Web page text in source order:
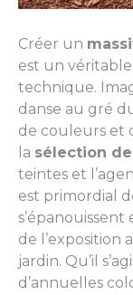
Créer un
est un
technique.
danse au gré
de couleurs et
la sélection
teintes et
est primordial
de l’exposition
jardin. Qu’il
d’annuelles